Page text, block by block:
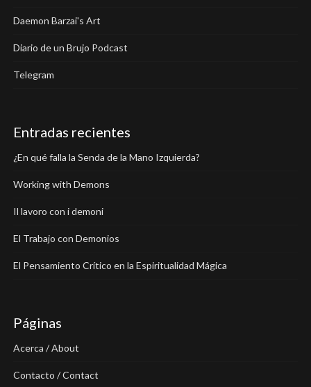
Daemon Barzai's Art
Diario de un Brujo Podcast
Telegram
Entradas recientes
¿En qué falla la Senda de la Mano Izquierda?
Working with Demons
Il lavoro con i demoni
El Trabajo con Demonios
El Pensamiento Crítico en la Espiritualidad Mágica
Páginas
Acerca / About
Contacto / Contact